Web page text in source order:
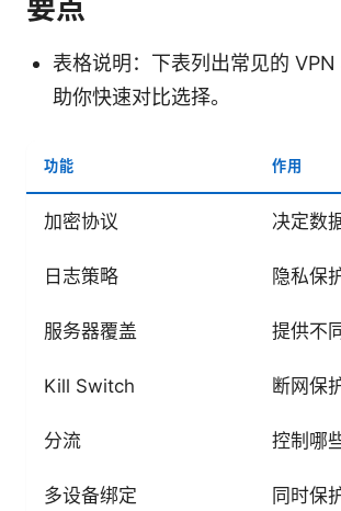
要点
表格说明：下表列出常见的
助你快速对比选择。
功能 作用
加密协议 决定数
日志策略 隐私保
服务器覆盖 提供不
Kill Switch 断网保
分流 控制哪
多设备绑定 同时保